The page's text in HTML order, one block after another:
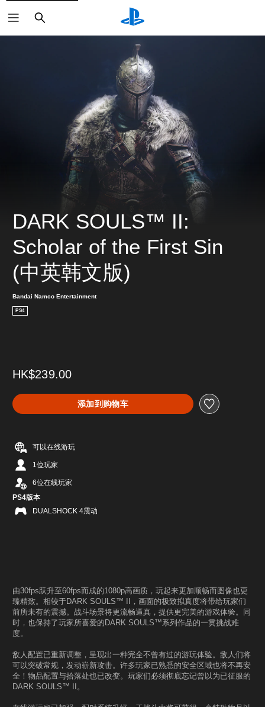
搜
索
DARK SOULS™ II:
Scholar of the First Sin
(中英韩文版)
Bandai Namco Entertainment
PS4
HK$239.00
添加到购物车
可以在线游玩
1位玩家
6位在线玩家
PS4版本
DUALSHOCK 4震动
由30fps跃升至60fps而成的1080p高画质，玩起来更加顺畅而图像也更
臻精致。相较于DARK SOULS™ II，画面的极致拟真度将带给玩家们
前所未有的震撼。战斗场景将更流畅逼真，提供更完美的游戏体验。同
时，也保持了玩家所喜爱的DARK SOULS™系列作品的一贯挑战难
度。
敌人配置已重新调整，呈现出一种完全不曾有过的游玩体验。敌人们将
可以突破常规，发动崭新攻击。许多玩家已熟悉的安全区域也将不再安
全！物品配置与拾落处也已改变。玩家们必须彻底忘记曾以为已征服的
DARK SOULS™ II。